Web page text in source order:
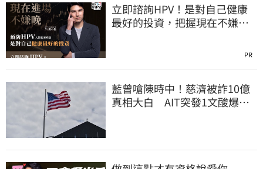
立即諮詢HPV！是對自己健康
最好的投資，把握現在不嫌
PR
藍曾嗆陳時中！慈濟被詐10億
真相大白 AIT突發1文酸爆…